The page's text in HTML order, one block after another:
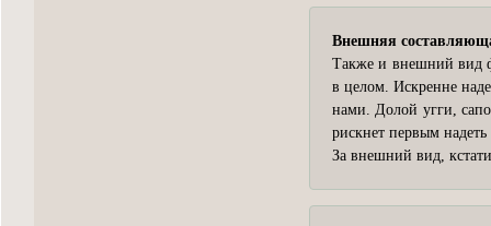
Внешняя
Также и внешний вид
в целом. Искренне
нами. Долой угги,
рискнет первым
За внешний вид,